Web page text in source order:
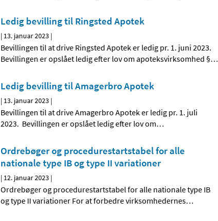
Ledig bevilling til Ringsted Apotek
| 13. januar 2023 |
Bevillingen til at drive Ringsted Apotek er ledig pr. 1. juni 2023.
Bevillingen er opslået ledig efter lov om apoteksvirksomhed §…
Ledig bevilling til Amagerbro Apotek
| 13. januar 2023 |
Bevillingen til at drive Amagerbro Apotek er ledig pr. 1. juli
2023. Bevillingen er opslået ledig efter lov om…
Ordrebøger og procedurestartstabel for alle
nationale type IB og type II variationer
| 12. januar 2023 |
Ordrebøger og procedurestartstabel for alle nationale type IB
og type II variationer For at forbedre virksomhedernes…